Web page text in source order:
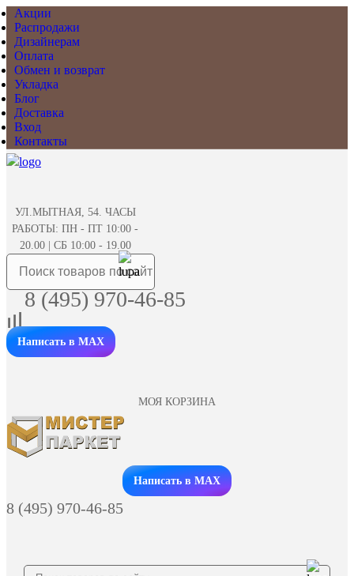
Акции
Распродажи
Дизайнерам
Оплата
Обмен и возврат
Укладка
Блог
Доставка
Вход
Контакты
УЛ.МЫТНАЯ, 54. ЧАСЫ
РАБОТЫ: ПН - ПТ 10:00 -
20.00 | СБ 10:00 - 19.00
8 (495) 970-46-85
Написать в MAX
МОЯ КОРЗИНА
Заказать звонок
Написать в MAX
8 (495) 970-46-85